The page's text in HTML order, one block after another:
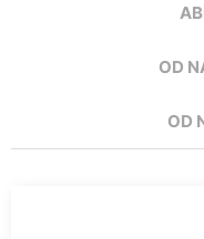
OD
OD